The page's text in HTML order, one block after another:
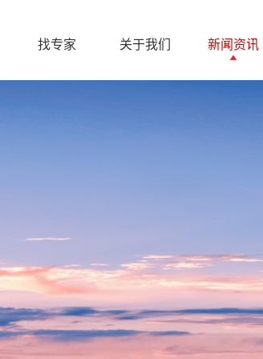
找专家 关于我们 新闻资讯